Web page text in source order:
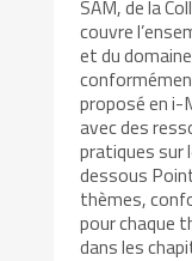
SAM, de la
couvre
et du
proposé en i-
avec des
pratiques sur
dessous
thèmes,
pour chaque
dans les